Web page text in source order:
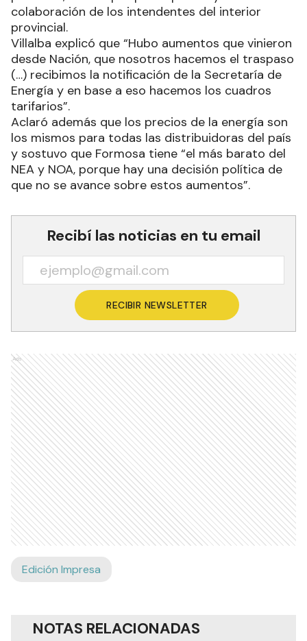
colaboración de los intendentes del interior
provincial.
Villalba explicó que “Hubo aumentos que vinieron
desde Nación, que nosotros hacemos el traspaso
(…) recibimos la notificación de la Secretaría de
Energía y en base a eso hacemos los cuadros
tarifarios”.
Aclaró además que los precios de la energía son
los mismos para todas las distribuidoras del país
y sostuvo que Formosa tiene “el más barato del
NEA y NOA, porque hay una decisión política de
que no se avance sobre estos aumentos”.
Recibí las noticias en tu email
RECIBIR NEWSLETTER
Ads
Edición Impresa
NOTAS RELACIONADAS